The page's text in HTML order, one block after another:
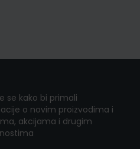
se kako bi primali
o novim proizvodima i
akcijama i drugim